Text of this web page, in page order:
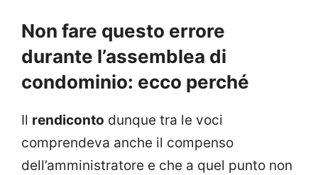
Non fare questo errore
durante l’assemblea di
condominio: ecco perché
Il rendiconto dunque tra le voci
comprendeva anche il compenso
dell’amministratore e che a quel punto non